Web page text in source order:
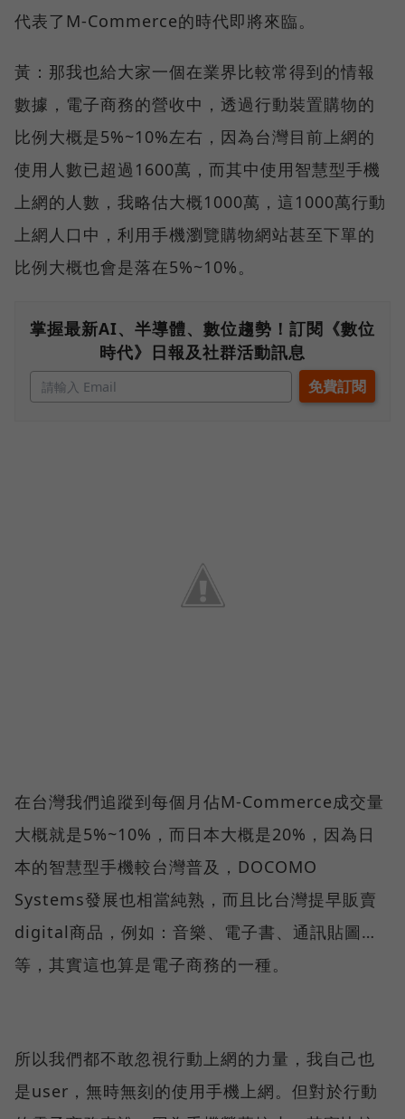
代表了M-Commerce的時代即將來臨。
黃：那我也給大家一個在業界比較常得到的情報
數據，電子商務的營收中，透過行動裝置購物的
比例大概是5%~10%左右，因為台灣目前上網的
使用人數已超過1600萬，而其中使用智慧型手機
上網的人數，我略估大概1000萬，這1000萬行動
上網人口中，利用手機瀏覽購物網站甚至下單的
比例大概也會是落在5%~10%。
掌握最新AI、半導體、數位趨勢！訂閱《數位
時代》日報及社群活動訊息
在台灣我們追蹤到每個月佔M-Commerce成交量
大概就是5%~10%，而日本大概是20%，因為日
本的智慧型手機較台灣普及，DOCOMO
Systems發展也相當純熟，而且比台灣提早販賣
digital商品，例如：音樂、電子書、通訊貼圖…
等，其實這也算是電子商務的一種。
所以我們都不敢忽視行動上網的力量，我自己也
是user，無時無刻的使用手機上網。但對於行動